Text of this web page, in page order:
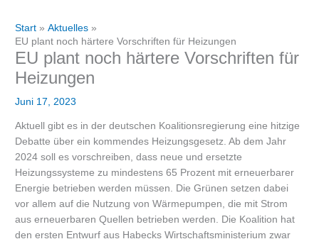
Start
Aktuelles
EU plant noch härtere Vorschriften für Heizungen
EU plant noch härtere Vorschriften für
Heizungen
Juni 17, 2023
Aktuell gibt es in der deutschen Koalitionsregierung eine hitzige
Debatte über ein kommendes Heizungsgesetz. Ab dem Jahr
2024 soll es vorschreiben, dass neue und ersetzte
Heizungssysteme zu mindestens 65 Prozent mit erneuerbarer
Energie betrieben werden müssen. Die Grünen setzen dabei
vor allem auf die Nutzung von Wärmepumpen, die mit Strom
aus erneuerbaren Quellen betrieben werden. Die Koalition hat
den ersten Entwurf aus Habecks Wirtschaftsministerium zwar